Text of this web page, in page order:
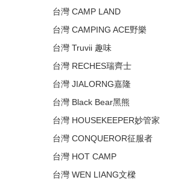
台灣 CAMP LAND
台灣 CAMPING ACE野樂
台灣 Truvii 趣味
台灣 RECHES瑞齊士
台灣 JIALORNG嘉隆
台灣 Black Bear黑熊
台灣 HOUSEKEEPER妙管家
台灣 CONQUEROR征服者
台灣 HOT CAMP
台灣 WEN LIANG文樑